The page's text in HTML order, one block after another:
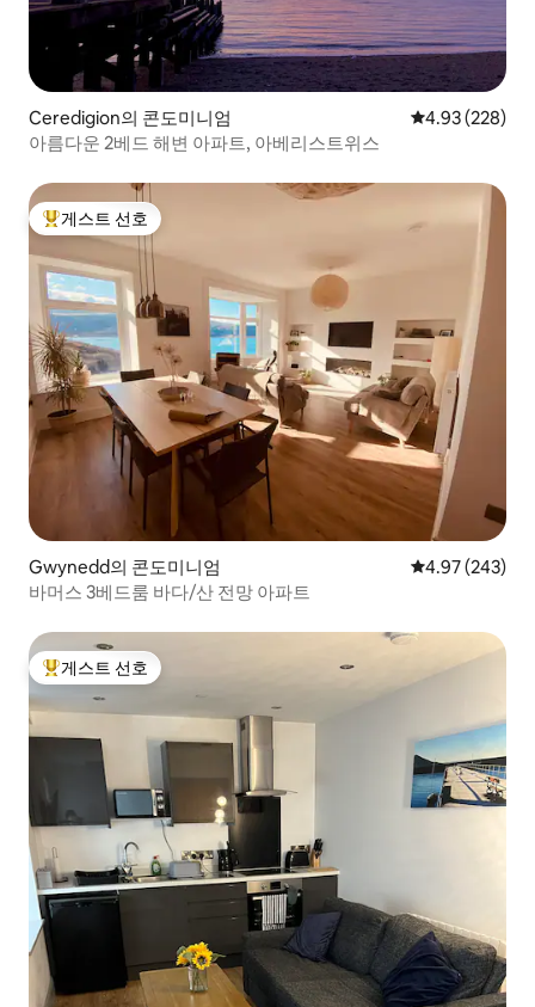
Ceredigion의 콘도미니엄 평점 4.93점(5
4.93 (228)
아름다운 2베드 해변 아파트, 아베리스트위스
상위 게스트 선호
게스트 선호
Gwynedd의 콘도미니엄 평점 4.97점(5
4.97 (243)
바머스 3베드룸 바다/산 전망 아파트
상위 게스트 선호
게스트 선호